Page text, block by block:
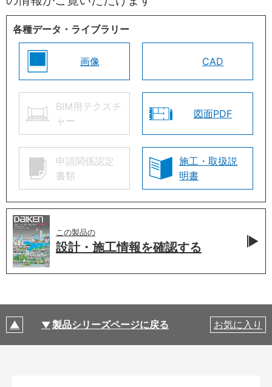
各種データ・ライブラリー
画像 CAD
BIM用テクスチ
ャー
図面PDF
申請関係認定
書類
施工・取扱説
明書
この製品の
設計・施工情報を確認する
製品シリーズページに戻る お気に入り